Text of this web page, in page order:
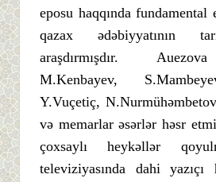
eposu haqqında fundamental
qazax ədəbiyyatının
araşdırmışdır.
M.Kenbayev,
Y.Vuçetiç,
və memarlar əsərlər həsr
çoxsaylı heykəllər
televiziyasında dahi